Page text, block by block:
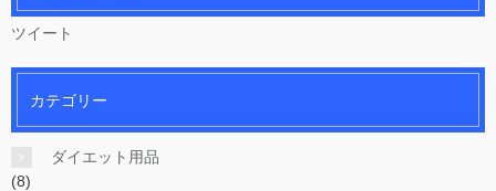
ツイート
カテゴリー
ダイエット用品
(8)